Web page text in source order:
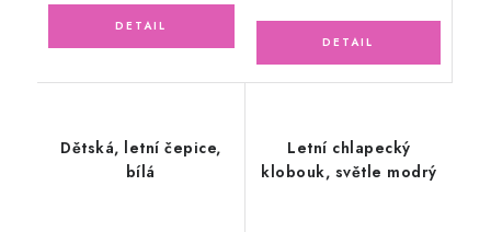
Dětská, letní čepice,
bílá
Letní chlapecký
klobouk, světle modrý